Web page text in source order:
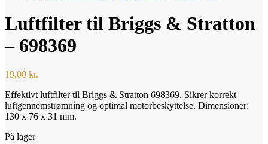
Luftfilter til Briggs & Stratton
– 698369
19,00 kr.
Effektivt luftfilter til Briggs & Stratton 698369. Sikrer korrekt
luftgennemstrømning og optimal motorbeskyttelse. Dimensioner:
130 x 76 x 31 mm.
På lager